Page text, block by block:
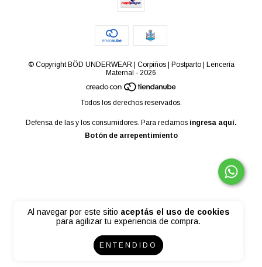
Al navegar por este sitio aceptás el uso de cookies
para agilizar tu experiencia de compra.
ENTENDIDO
© Copyright BÖD UNDERWEAR | Corpiños | Postparto | Lencería
Maternal - 2026
Todos los derechos reservados.
Defensa de las y los consumidores. Para reclamos ingresa aquí.
Botón de arrepentimiento